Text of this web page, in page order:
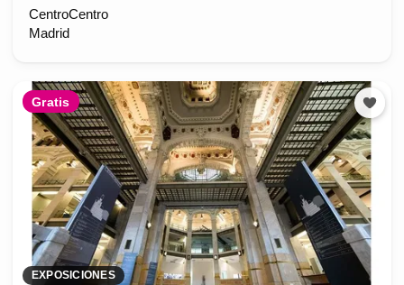
CentroCentro
Madrid
Gratis
EXPOSICIONES